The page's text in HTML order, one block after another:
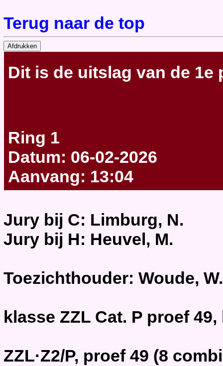
Terug naar de top
Dit is de uitslag van de 1e
Ring 1
Datum: 06-02-2026
Aanvang: 13:04
Jury bij C: Limburg, N.
Jury bij H: Heuvel, M.
Toezichthouder: Woude,
klasse ZZL Cat. P proef
ZZL·Z2/P, proef 49 (8